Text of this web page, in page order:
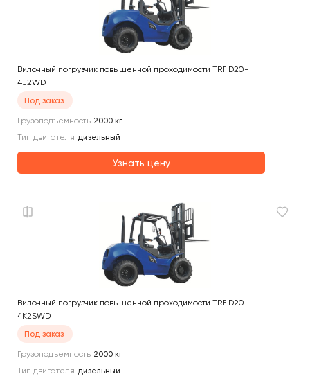
Вилочный погрузчик повышенной проходимости TRF D20-
4J2WD
Под заказ
Грузоподъемность 2000 кг
Тип двигателя дизельный
Узнать цену
Вилочный погрузчик повышенной проходимости TRF D20-
4K2SWD
Под заказ
Грузоподъемность 2000 кг
Тип двигателя дизельный